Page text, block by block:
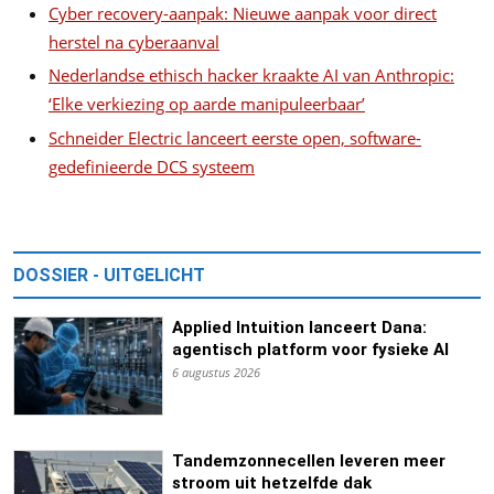
Cyber recovery-aanpak: Nieuwe aanpak voor direct
herstel na cyberaanval
Nederlandse ethisch hacker kraakte AI van Anthropic:
‘Elke verkiezing op aarde manipuleerbaar’
Schneider Electric lanceert eerste open, software-
gedefinieerde DCS systeem
DOSSIER - UITGELICHT
Applied Intuition lanceert Dana:
agentisch platform voor fysieke AI
6 augustus 2026
Tandemzonnecellen leveren meer
stroom uit hetzelfde dak